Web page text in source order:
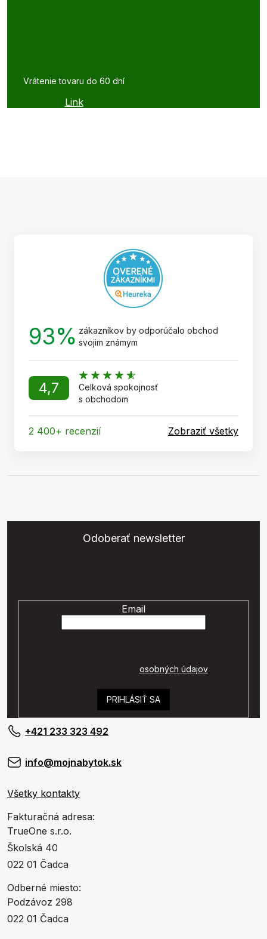
Vrátenie tovaru do 60 dní
Link
93% zákazníkov by odporúčalo obchod
svojim známym
4,7
Celková spokojnosť
s obchodom
2 400+ recenzií Zobraziť všetky
Odoberať newsletter
Email
osobných údajov.
PRIHLÁSIŤ SA
+421 233 323 492
info@mojnabytok.sk
Všetky kontakty
Fakturačná adresa:
TrueOne s.r.o.
Školská 40
022 01 Čadca
Odberné miesto:
Podzávoz 298
022 01 Čadca